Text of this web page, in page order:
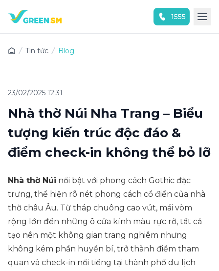
1555
Tin tức Blog
23/02/2025 12:31
Nhà thờ Núi Nha Trang – Biểu
tượng kiến trúc độc đáo &
điểm check-in không thể bỏ lỡ
Nhà thờ Núi nổi bật với phong cách Gothic đặc
trưng, thể hiện rõ nét phong cách cổ điển của nhà
thờ châu Âu. Từ tháp chuông cao vút, mái vòm
rộng lớn đến những ô cửa kính màu rực rỡ, tất cả
tạo nên một không gian trang nghiêm nhưng
không kém phần huyền bí, trở thành điểm tham
quan và check-in nổi tiếng tại thành phố du lịch